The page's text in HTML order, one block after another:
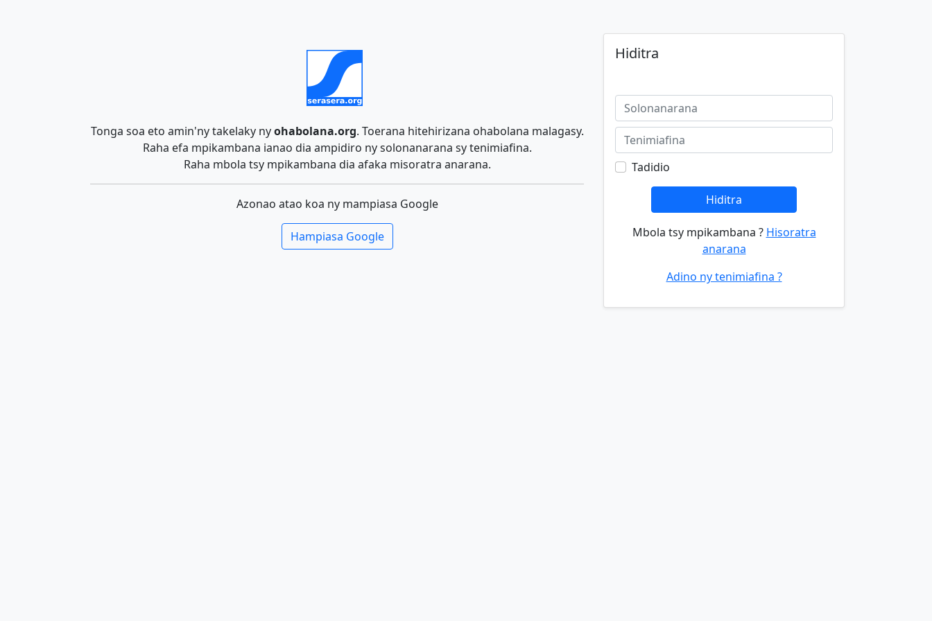
Tonga soa eto amin'ny takelaky nyohabolana.org. Toerana hitehirizana ohabolana malagasy.
Raha efa mpikambana ianao dia ampidiro ny solonanarana sy tenimiafina.
Raha mbola tsy mpikambana dia afaka misoratra anarana.
Azonao atao koa ny mampiasa Google
Hampiasa Google
Hiditra
Tadidio
Hiditra
Mbola tsy mpikambana ? Hisoratra
anarana
Adino ny tenimiafina ?